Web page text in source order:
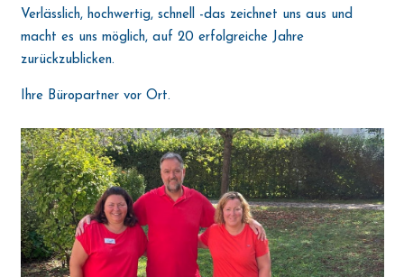
Verlässlich, hochwertig, schnell -das zeichnet uns aus und
macht es uns möglich, auf 20 erfolgreiche Jahre
zurückzublicken.
Ihre Büropartner vor Ort.